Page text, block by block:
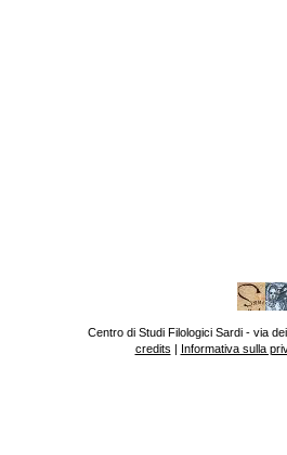
Centro di Studi Filologici Sardi - via
credits | Informativa sulla